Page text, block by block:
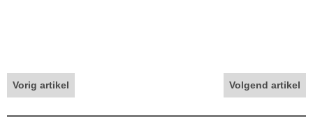
Vorig artikel Volgend artikel